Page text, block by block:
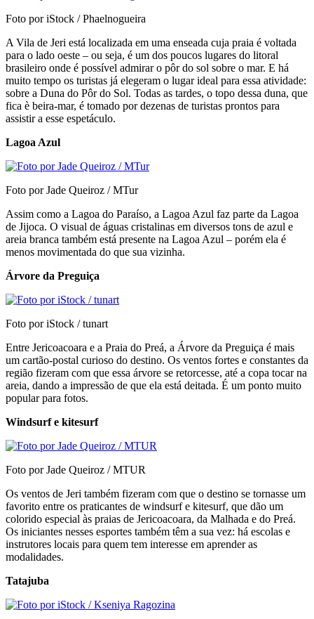
Foto por iStock / Phaelnogueira
A Vila de Jeri está localizada em uma enseada cuja praia é voltada
para o lado oeste – ou seja, é um dos poucos lugares do litoral
brasileiro onde é possível admirar o pôr do sol sobre o mar. E há
muito tempo os turistas já elegeram o lugar ideal para essa atividade:
sobre a Duna do Pôr do Sol. Todas as tardes, o topo dessa duna, que
fica è beira-mar, é tomado por dezenas de turistas prontos para
assistir a esse espetáculo.
Lagoa Azul
Foto por Jade Queiroz / MTur
Assim como a Lagoa do Paraíso, a Lagoa Azul faz parte da Lagoa
de Jijoca. O visual de águas cristalinas em diversos tons de azul e
areia branca também está presente na Lagoa Azul – porém ela é
menos movimentada do que sua vizinha.
Árvore da Preguiça
Foto por iStock / tunart
Entre Jericoacoara e a Praia do Preá, a Árvore da Preguiça é mais
um cartão-postal curioso do destino. Os ventos fortes e constantes da
região fizeram com que essa árvore se retorcesse, até a copa tocar na
areia, dando a impressão de que ela está deitada. É um ponto muito
popular para fotos.
Windsurf e kitesurf
Foto por Jade Queiroz / MTUR
Os ventos de Jeri também fizeram com que o destino se tornasse um
favorito entre os praticantes de windsurf e kitesurf, que dão um
colorido especial às praias de Jericoacoara, da Malhada e do Preá.
Os iniciantes nesses esportes também têm a sua vez: há escolas e
instrutores locais para quem tem interesse em aprender as
modalidades.
Tatajuba